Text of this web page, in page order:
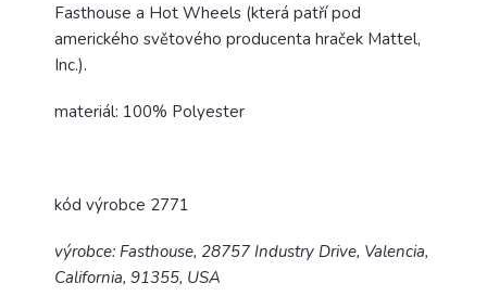
Fasthouse a Hot Wheels (která patří pod
amerického světového producenta hraček Mattel,
Inc.).
materiál: 100% Polyester
kód výrobce 2771
výrobce: Fasthouse, 28757 Industry Drive, Valencia,
California, 91355, USA